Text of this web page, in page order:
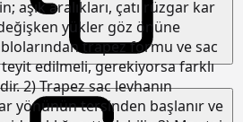
aşık aralıkları, çatı rüzgar kar
yükler göz önüne
trapez formu ve sac
teyit edilmeli, gerekiyorsa farklı
2) Trapez sac levhanın
yönünün tersinden başlanır ve